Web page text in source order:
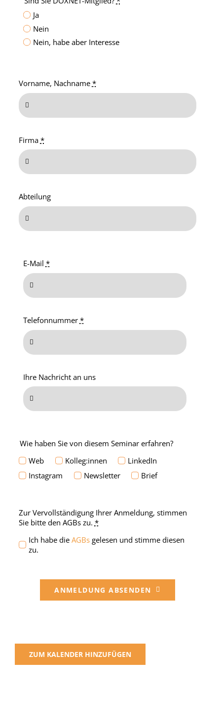
Ja
Nein
Nein, habe aber Interesse
Vorname, Nachname *
Firma *
Abteilung
E-Mail *
Telefonnummer *
Ihre Nachricht an uns
Wie haben Sie von diesem Seminar erfahren?
Web
Kolleg:innen
LinkedIn
Instagram
Newsletter Brief
Zur Vervollständigung Ihrer Anmeldung, stimmen
Sie bitte den AGBs zu. *
Ich habe dieAGBs gelesen und stimme diesen
zu.
ANMELDUNG ABSENDEN
ZUM KALENDER HINZUFÜGEN